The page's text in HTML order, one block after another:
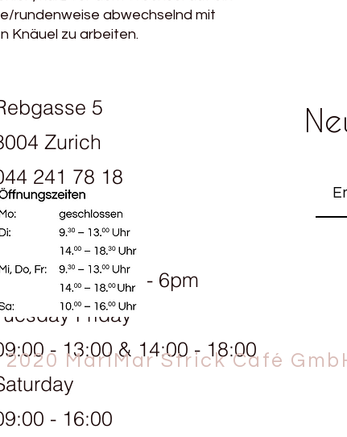
rundenweise abwechselnd mit
Knäuel zu arbeiten.
5
Zurich
241 78 18
Opening hours:
1.30pm - 6pm
Friday
- 13:00 & 14:00 - 18:00
- 16:00
2020 MariMar Strick Café